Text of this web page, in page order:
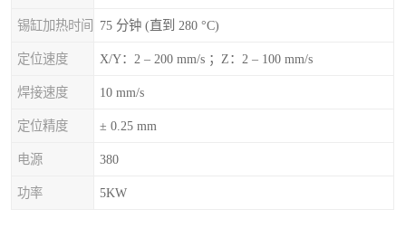
锡缸加热时间 75 分钟 (直到 280 °C)
定位速度 X/Y：2 – 200 mm/s ；Z：2 – 100 mm/s
焊接速度 10 mm/s
定位精度 ± 0.25 mm
电源 380
功率 5KW